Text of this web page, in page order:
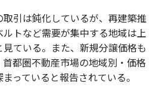
引は鈍化しているが、再建築推
トなど需要が集中する地域は上
ている。また、新規分譲価格も
都圏不動産市場の地域別・価格
っていると報告されている。